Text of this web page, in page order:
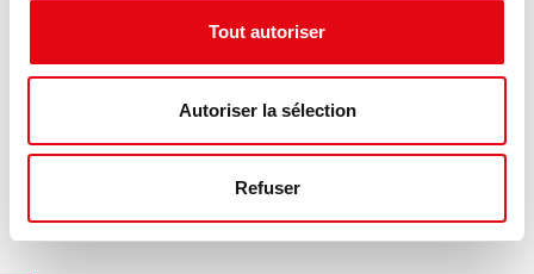
Tout autoriser
Autoriser la sélection
Refuser
Consommation énergétique :
Diagnostic en cours de réalisation
Diagnostic en cours de réalisation